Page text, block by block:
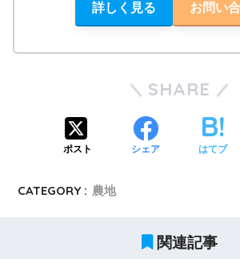
詳しく見る お問い
SHARE
ポスト シェア はてブ
CATEGORY : 農地
関連記事